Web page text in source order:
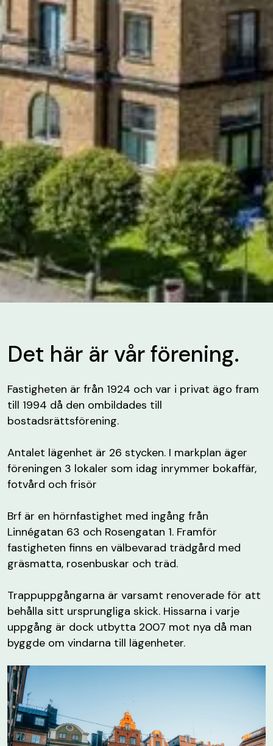
Det här är vår förening.
Fastigheten är från 1924 och var i privat ägo fram
till 1994 då den ombildades till
bostadsrättsförening.
Antalet lägenhet är 26 stycken. I markplan äger
föreningen 3 lokaler som idag inrymmer bokaffär,
fotvård och frisör
Brf är en hörnfastighet med ingång från
Linnégatan 63 och Rosengatan 1. Framför
fastigheten finns en välbevarad trädgård med
gräsmatta, rosenbuskar och träd.
Trappuppgångarna är varsamt renoverade för att
behålla sitt ursprungliga skick. Hissarna i varje
uppgång är dock utbytta 2007 mot nya då man
byggde om vindarna till lägenheter.